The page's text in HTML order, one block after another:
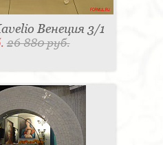
Венеция 3/1
26 880 руб.